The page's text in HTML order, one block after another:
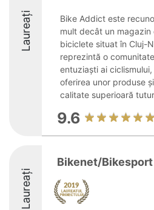
Laureați
Bike Addict este
mult decât un magazin
biciclete situat în Cluj-
reprezintă o
entuziaști ai
oferirea unor produse
calitate superioară
9.6
Laureați
Bikenet/Bikesport